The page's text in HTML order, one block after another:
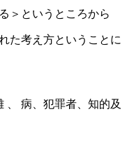
＞というところから
た考え方ということに
、 病、犯罪者、知的及